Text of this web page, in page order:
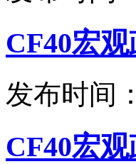
CF40宏
发布时间
CF40宏